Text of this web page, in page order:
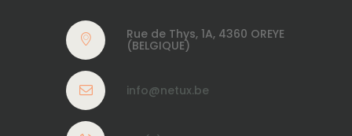
Rue de Thys, 1A, 4360 OREYE
(BELGIQUE)
info@netux.be